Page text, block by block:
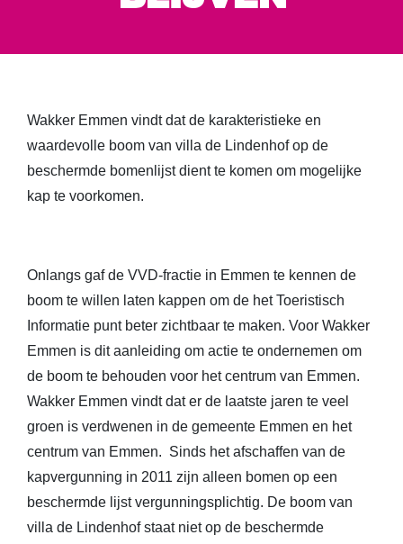
Wakker Emmen vindt dat de karakteristieke en
waardevolle boom van villa de Lindenhof op de
beschermde bomenlijst dient te komen om mogelijke
kap te voorkomen.
Onlangs gaf de VVD-fractie in Emmen te kennen de
boom te willen laten kappen om de het Toeristisch
Informatie punt beter zichtbaar te maken. Voor Wakker
Emmen is dit aanleiding om actie te ondernemen om
de boom te behouden voor het centrum van Emmen.
Wakker Emmen vindt dat er de laatste jaren te veel
groen is verdwenen in de gemeente Emmen en het
centrum van Emmen. Sinds het afschaffen van de
kapvergunning in 2011 zijn alleen bomen op een
beschermde lijst vergunningsplichtig. De boom van
villa de Lindenhof staat niet op de beschermde